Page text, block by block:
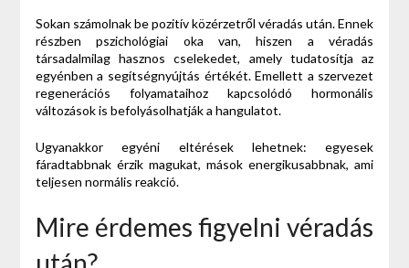
Sokan számolnak be pozitív közérzetről véradás után. Ennek
részben pszichológiai oka van, hiszen a véradás
társadalmilag hasznos cselekedet, amely tudatosítja az
egyénben a segítségnyújtás értékét. Emellett a szervezet
regenerációs folyamataihoz kapcsolódó hormonális
változások is befolyásolhatják a hangulatot.
Ugyanakkor egyéni eltérések lehetnek: egyesek
fáradtabbnak érzik magukat, mások energikusabbnak, ami
teljesen normális reakció.
Mire érdemes figyelni véradás